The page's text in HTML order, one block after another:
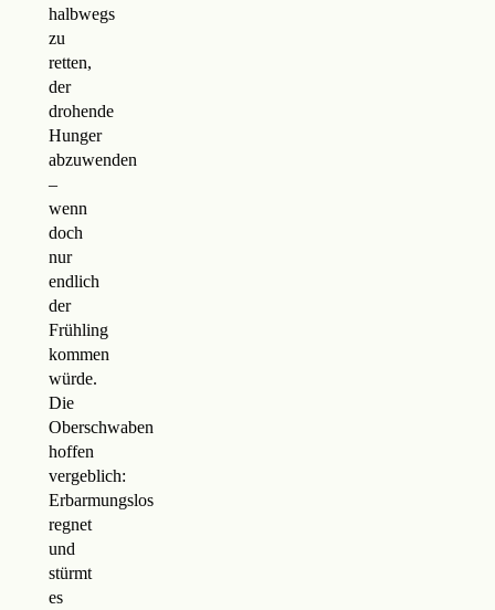
halbwegs
zu
retten,
der
drohende
Hunger
abzuwenden
–
wenn
doch
nur
endlich
der
Frühling
kommen
würde.
Die
Oberschwaben
hoffen
vergeblich:
Erbarmungslos
regnet
und
stürmt
es